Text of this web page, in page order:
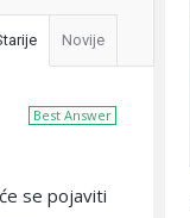
Novije
Best Answer
se pojaviti